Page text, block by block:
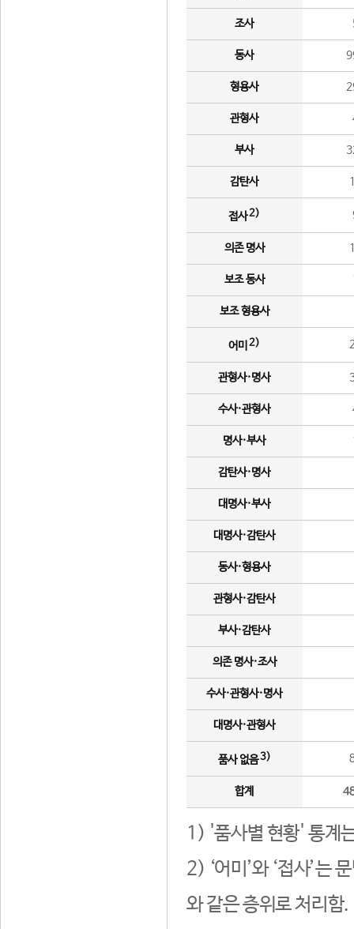
조사
동사
형용사
관형사
부사
감탄사
접사2)
의존 명사
보조 동사
보조 형용사
어미 2)
관형사·명사
수사·관형사
명사·부사
감탄사·명사
대명사·부사
대명사·감탄사
동사·형용사
관형사·감탄사
부사·감탄사
의존 명사·조사
수사·관형사·명사
대명사·관형사
품사 없음3)
합계
1) '품사별 현황' 통계
2) ‘어미’와 ‘접사’는
와 같은 층위로 처리함.